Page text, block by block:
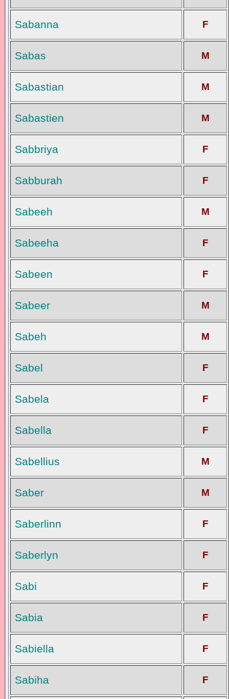
Sabanna F
Sabas M
Sabastian M
Sabastien M
Sabbriya F
Sabburah F
Sabeeh M
Sabeeha F
Sabeen F
Sabeer M
Sabeh M
Sabel F
Sabela F
Sabella F
Sabellius M
Saber M
Saberlinn F
Saberlyn F
Sabi F
Sabia F
Sabiella F
Sabiha F